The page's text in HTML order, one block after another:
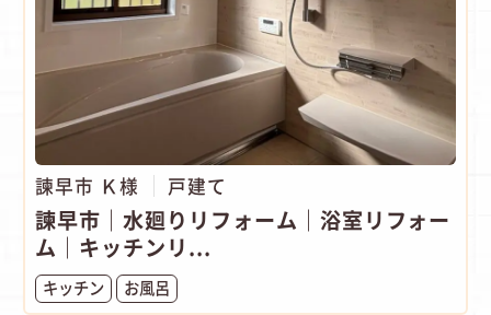
諫早市 Ｋ様 戸建て
諫早市｜水廻りリフォーム｜浴室リフォー
ム｜キッチンリ...
キッチン お風呂